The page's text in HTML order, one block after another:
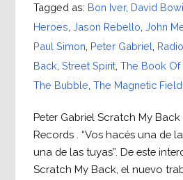
Tagged as: Bon Iver, David
Heroes Jason Rebello John
Paul Simon Peter Gabriel
Back Street Spirit, The Book Of
The Bubble The Magnetic
Peter Gabriel Scratch My Back
Records . “Vos hacés una de
una de las tuyas”. De este
Scratch My Back, el nuevo